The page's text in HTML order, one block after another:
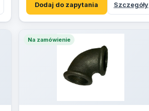
Dodaj do zapytania Szczegóły
Na zamówienie